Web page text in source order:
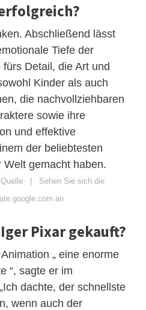
Abschließend lässt
Tiefe der
Detail, die Art und
Kinder als auch
die nachvollziehbaren
sowie ihre
und effektive
der beliebtesten
gemacht haben.
| Sehen Sie sich die
an
Pixar gekauft?
„ eine enorme
“, sagte er im
dachte, der schnellste
wenn auch der